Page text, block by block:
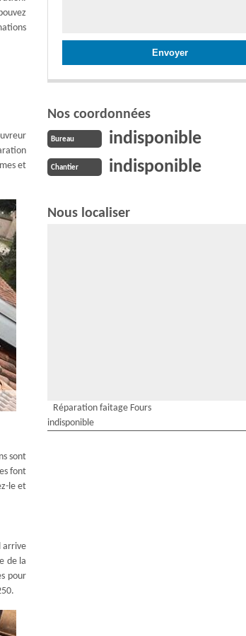
et
sont
font
le et
arrive
de la
pour
Nos coordonnées
Bureau indisponible
Chantier indisponible
Nous localiser
Réparation faitage Fours
indisponible